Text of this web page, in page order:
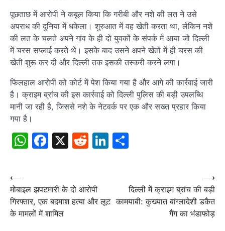
पूछताछ में आरोपी ने कबूल किया कि गरीबी और नशे की लत ने उसे
अपराध की दुनिया में धकेला। शुरुआत में वह खेती करता था, लेकिन नशे
की लत के चलते अपने गांव के ही दो युवकों के संपर्क में आया जो दिल्ली
में चरस सप्लाई करते थे। इसके बाद उसने अपने खेतों में ही चरस की
खेती शुरू कर दी और दिल्ली तक इसकी तस्करी करने लगा।
फिलहाल आरोपी को कोर्ट में पेश किया गया है और आगे की कार्रवाई जारी
है। क्राइम ब्रांच की इस कार्रवाई को दिल्ली पुलिस की बड़ी उपलब्धि
मानी जा रही है, जिससे नशे के नेटवर्क पर एक और सख्त प्रहार किया
गया है।
WhatsApp
Facebook
X RedditLinkedIn
Post
navigation
⟵
मोबाइल झपटमारी के दो आरोपी
गिरफ्तार, एक बदमाश हत्या और लूट
के मामलों में शामिल
दिल्ली में क्राइम ब्रांच की बड़ी
कामयाबी: कुख्यात बांग्लादेशी डकैत
गैंग का भंडाफोड़
⟶